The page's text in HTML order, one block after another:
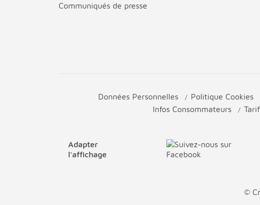
Communiqués de presse
Données Personnelles Politique Cookies
Infos Consommateurs
Adapter
l'affichage
©